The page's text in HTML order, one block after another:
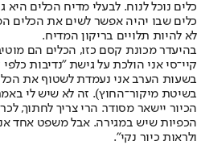
כלים נוכל לנוח. לבעלי מדיח הכלים
כלים שבו יהיה אפשר לשים את הכלים
לא להיות תלויים בריקון המדיח.
בהיעדר מכונת קסם כזו, הכלים הם
קיי־סי אני הולכת על גישת "נדיבות
בשעות הערב אני נעמדת לשטוף את
בשיטת מיקור־החוץ). זה לא שיש לי
הכיור יישאר מסודר. הרי צריך לחתוך,
הכפיות שיש במגירה. אבל משפט אחד
ולראות כיור נקי".